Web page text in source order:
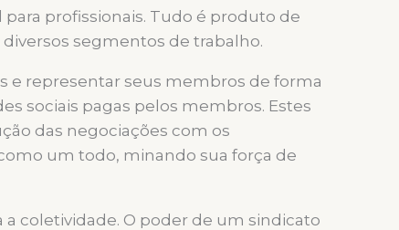
profissionais. Tudo é produto de
segmentos de trabalho.
e representar seus membros de forma
sociais pagas pelos membros. Estes
das negociações com os
um todo, minando sua força de
coletividade. O poder de um sindicato